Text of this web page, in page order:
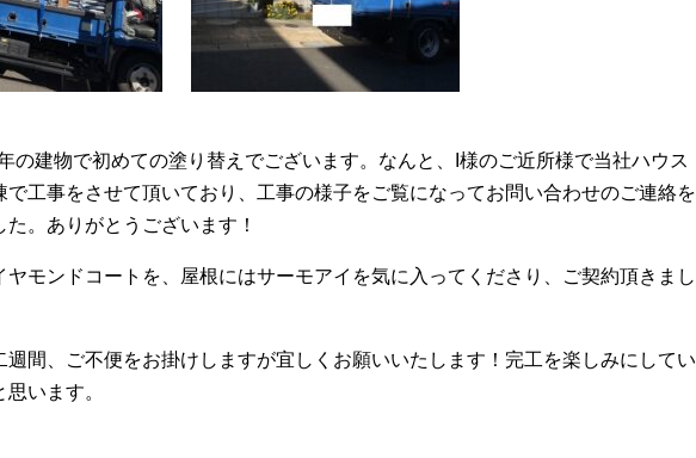
の建物で初めての塗り替えでございます。なんと、I様のご近所様で当社ハウス
で工事をさせて頂いており、工事の様子をご覧になってお問い合わせのご連絡を
た。ありがとうございます！
ヤモンドコートを、屋根にはサーモアイを気に入ってくださり、ご契約頂きまし
週間、ご不便をお掛けしますが宜しくお願いいたします！完工を楽しみにしてい
います。